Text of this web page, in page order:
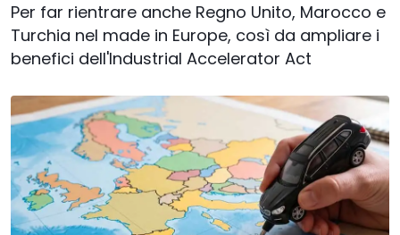
Per far rientrare anche Regno Unito, Marocco e
Turchia nel made in Europe, così da ampliare i
benefici dell'Industrial Accelerator Act